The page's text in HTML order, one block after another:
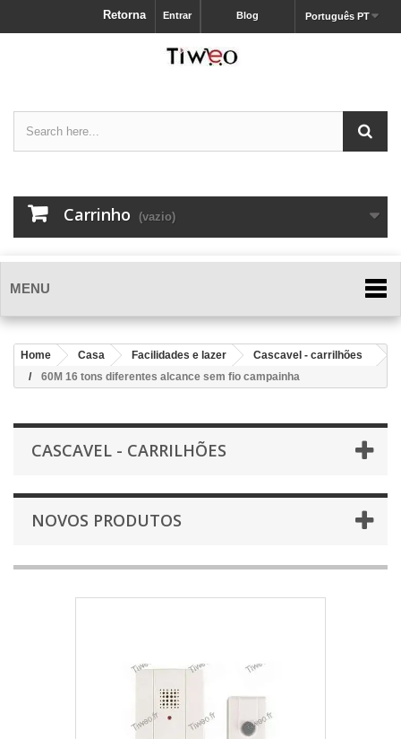
Português PT
Blog
Entrar
Retorna
Carrinho (vazio)
MENU
Home Casa Facilidades e lazer
Cascavel - carrilhões
60M 16 tons diferentes alcance sem fio campainha
CASCAVEL - CARRILHÕES
NOVOS PRODUTOS